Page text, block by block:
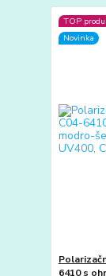
TOP
Novinka
6410 s